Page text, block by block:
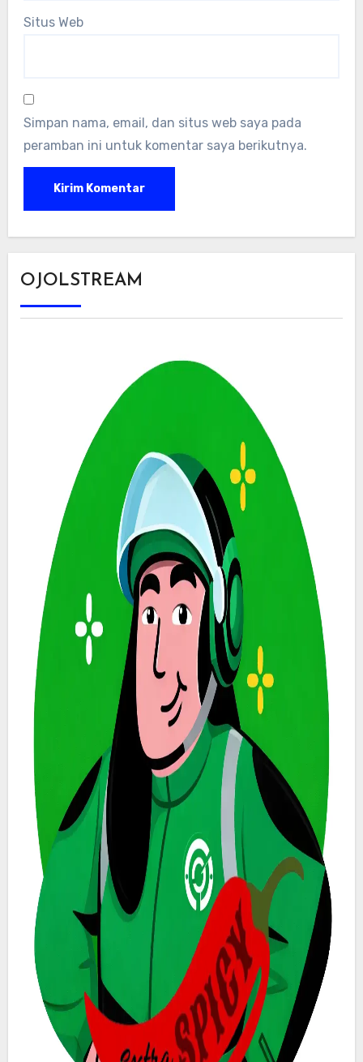
Situs Web
Simpan nama, email, dan situs web saya pada
peramban ini untuk komentar saya berikutnya.
OJOLSTREAM